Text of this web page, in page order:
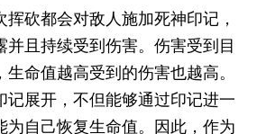
砍都会对敌人施加死神印记，
并且持续受到伤害。伤害受到目
命值越高受到的伤害也越高。
记展开，不但能够通过印记进一
为自己恢复生命值。因此，作为